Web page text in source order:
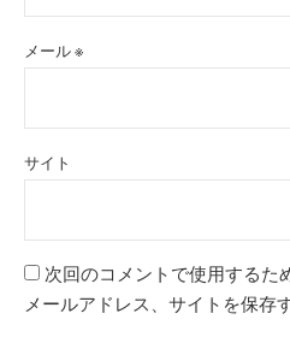
メール※
サイト
次回のコメントで使用するた
メールアドレス、サイトを保存す